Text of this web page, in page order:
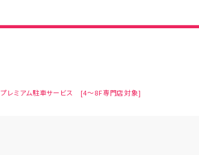
プレミアム駐車サービス [4～8F専門店対象]